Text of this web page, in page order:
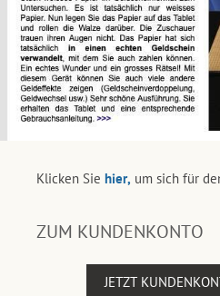
Klicken Sie hier, um sich für
ZUM KUNDENKONTO
JETZT